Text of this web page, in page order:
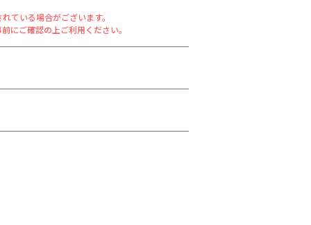
ている場合がございます。
にご確認の上ご利用ください。